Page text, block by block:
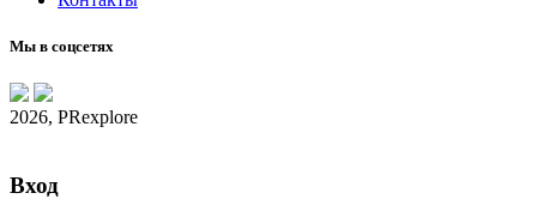
Мы в соцсетях
2026, PRexplore
Вход